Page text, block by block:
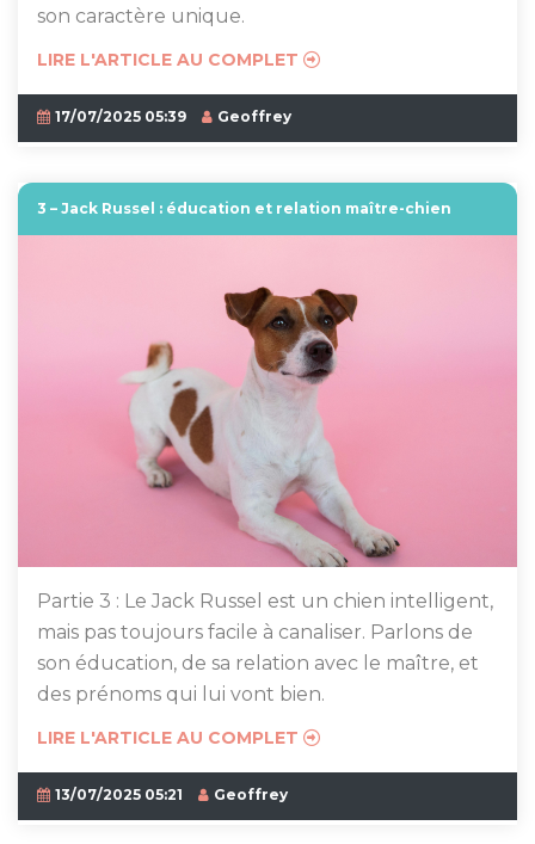
son caractère unique.
LIRE L'ARTICLE AU COMPLET
17/07/2025 05:39 Geoffrey
3 – Jack Russel : éducation et relation maître-chien
Partie 3 : Le Jack Russel est un chien intelligent,
mais pas toujours facile à canaliser. Parlons de
son éducation, de sa relation avec le maître, et
des prénoms qui lui vont bien.
LIRE L'ARTICLE AU COMPLET
13/07/2025 05:21 Geoffrey